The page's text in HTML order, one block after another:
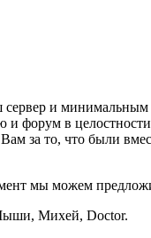
сервер и
форум в
за то, что были
мы можем
Михей, Doctor.